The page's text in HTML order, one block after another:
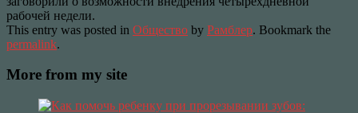
рабочей недели.
This entry was posted in Общество by Рамблер. Bookmark the
permalink.
More from my site